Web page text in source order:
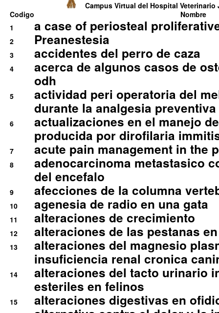
Campus Virtual del Hospital Veterinario
Codigo
Nombre
1
a case of periosteal
2 Preanestesia
3 accidentes del perro de caza
4
acerca de algunos casos de
odh
5
actividad peri operatoria del
durante la analgesia
6
actualizaciones en el manejo
producida por dirofilaria
7 acute pain management in the
8
adenocarcinoma metastasico
del encefalo
9 afecciones de la columna
10 agenesia de radio en una gata
11 alteraciones de crecimiento
12 alteraciones de las pestanas
13
alteraciones del magnesio
insuficiencia renal cronica
14
alteraciones del tacto urinario
esteriles en felinos
15 alteraciones digestivas en